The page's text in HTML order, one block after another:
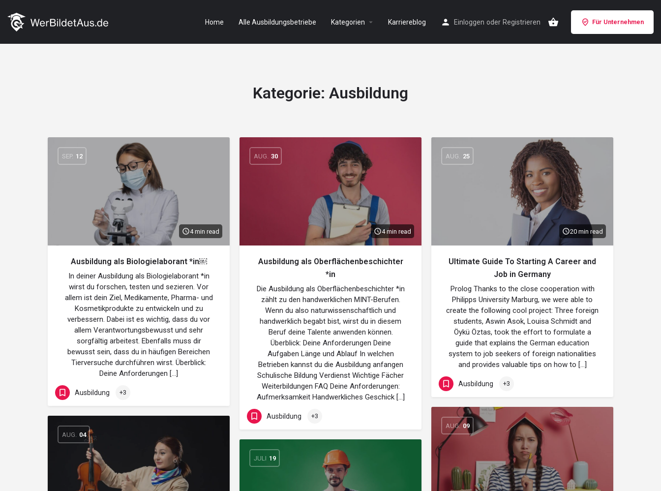
Home Alle Ausbildungsbetriebe Kategorien Karriereblog Einloggen oder Registrieren Für Unternehmen
Kategorie: Ausbildung
SEP. 12
4 min read
Ausbildung als Biologielaborant *in￼
In deiner Ausbildung als Biologielaborant *in
wirst du forschen, testen und sezieren. Vor
allem ist dein Ziel, Medikamente, Pharma- und
Kosmetikprodukte zu entwickeln und zu
verbessern. Dabei ist es wichtig, dass du vor
allem Verantwortungsbewusst und sehr
sorgfältig arbeitest. Ebenfalls muss dir
bewusst sein, dass du in häufigen Bereichen
Tierversuche durchführen wirst. Überblick:
Deine Anforderungen […]
Ausbildung +3
AUG. 30
4 min read
Ausbildung als Oberflächenbeschichter
*in
Die Ausbildung als Oberflächenbeschichter *in
zählt zu den handwerklichen MINT-Berufen.
Wenn du also naturwissenschaftlich und
handwerklich begabt bist, wirst du in diesem
Beruf deine Talente anwenden können.
Überblick: Deine Anforderungen Deine
Aufgaben Länge und Ablauf In welchen
Betrieben kannst du die Ausbildung anfangen
Schulische Bildung Verdienst Wichtige Fächer
Weiterbildungen FAQ Deine Anforderungen:
Aufmerksamkeit Handwerkliches Geschick […]
Ausbildung +3
AUG. 25
20 min read
Ultimate Guide To Starting A Career and
Job in Germany
Prolog Thanks to the close cooperation with
Philipps University Marburg, we were able to
create the following cool project: Three foreign
students, Aswin Asok, Louisa Schmidt and
Öykü Öztas, took the effort to formulate a
guide that explains the German education
system to job seekers of foreign nationalities
and provides valuable tips on how to […]
Ausbildung +3
AUG. 09
AUG. 04
JULI 19